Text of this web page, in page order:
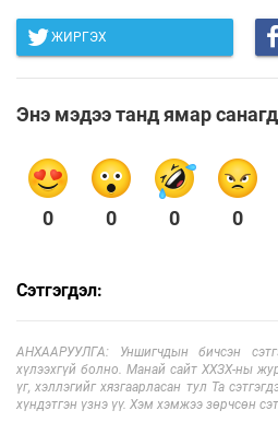
ЖИРГЭХ
Энэ мэдээ танд ямар
0 0 0 0
Сэтгэгдэл:
АНХААРУУЛГА: Уншигчдын бичсэн
хүлээхгүй болно. Манай сайт ХХЗХ-ны
үг, хэллэгийг хязгаарласан тул Та
хүндэтгэн үзнэ үү. Хэм хэмжээ зөрчсөн